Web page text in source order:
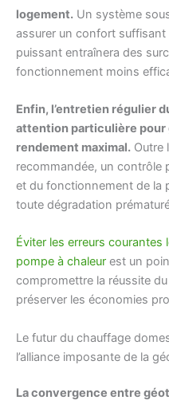
logement. Un système
assurer un confort suffisant
puissant entraînera des
fonctionnement moins
Enfin, l’entretien régulier
attention particulière pour
rendement maximal. Outre
recommandée, un contrôle
et du fonctionnement de la
toute dégradation
Éviter les erreurs courantes
pompe à chaleur est un
compromettre la réussite
préserver les économies
Le futur du chauffage
l’alliance imposante de la
La convergence entre